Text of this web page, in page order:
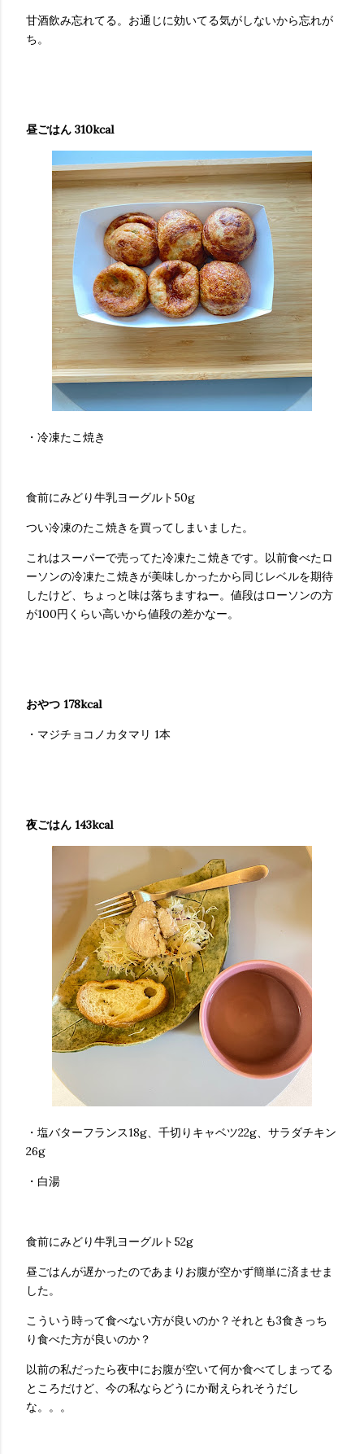
甘酒飲み忘れてる。お通じに効いてる気がしないから忘れが
ち。
昼ごはん 310kcal
・冷凍たこ焼き
食前にみどり牛乳ヨーグルト50g
つい冷凍のたこ焼きを買ってしまいました。
これはスーパーで売ってた冷凍たこ焼きです。以前食べたロ
ーソンの冷凍たこ焼きが美味しかったから同じレベルを期待
したけど、ちょっと味は落ちますねー。値段はローソンの方
が100円くらい高いから値段の差かなー。
おやつ 178kcal
・マジチョコノカタマリ 1本
夜ごはん 143kcal
・塩バターフランス18g、千切りキャベツ22g、サラダチキン
26g
・白湯
食前にみどり牛乳ヨーグルト52g
昼ごはんが遅かったのであまりお腹が空かず簡単に済ませま
した。
こういう時って食べない方が良いのか？それとも3食きっち
り食べた方が良いのか？
以前の私だったら夜中にお腹が空いて何か食べてしまってる
ところだけど、今の私ならどうにか耐えられそうだし
な。。。